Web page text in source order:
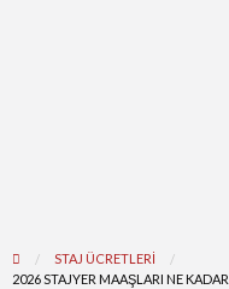
STAJ ÜCRETLERI
2026 STAJYER MAAŞLARI NE